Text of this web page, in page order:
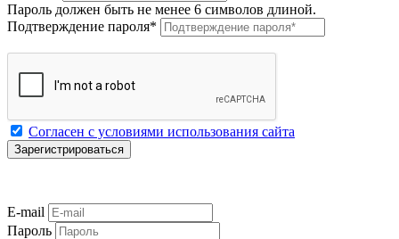
Пароль должен быть не менее 6 символов длиной.
Подтверждение пароля*
Согласен с условиями использования сайта
E-mail
Пароль